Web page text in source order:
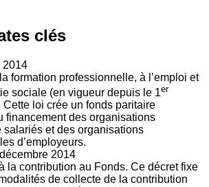
clés
2014
formation professionnelle, à l’emploi et
sociale (en vigueur depuis le 1er
Cette loi crée un fonds paritaire
financement des organisations
salariés et des organisations
d’employeurs.
décembre 2014
la contribution au Fonds. Ce décret fixe
de collecte de la contribution